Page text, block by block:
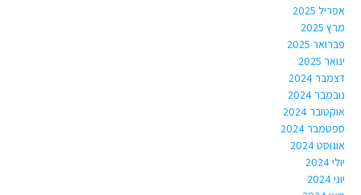
אפריל 2025
מרץ 2025
פברואר 2025
ינואר 2025
דצמבר 2024
נובמבר 2024
אוקטובר 2024
ספטמבר 2024
אוגוסט 2024
יולי 2024
יוני 2024